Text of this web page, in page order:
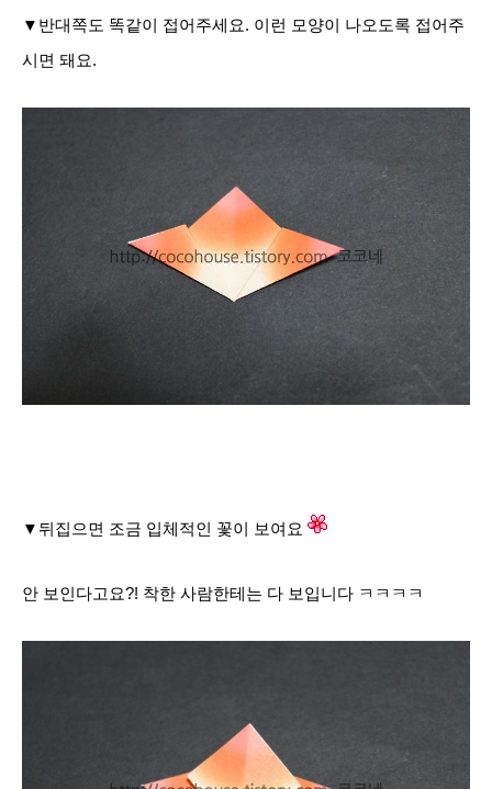
▼반대쪽도 똑같이 접어주세요. 이런 모양이 나오도록 접어주
시면 돼요.
▼ 뒤집으면 조금 입체적인 꽃이 보여요
안 보인다고요?! 착한 사람한테는 다 보입니다 ㅋㅋㅋㅋ